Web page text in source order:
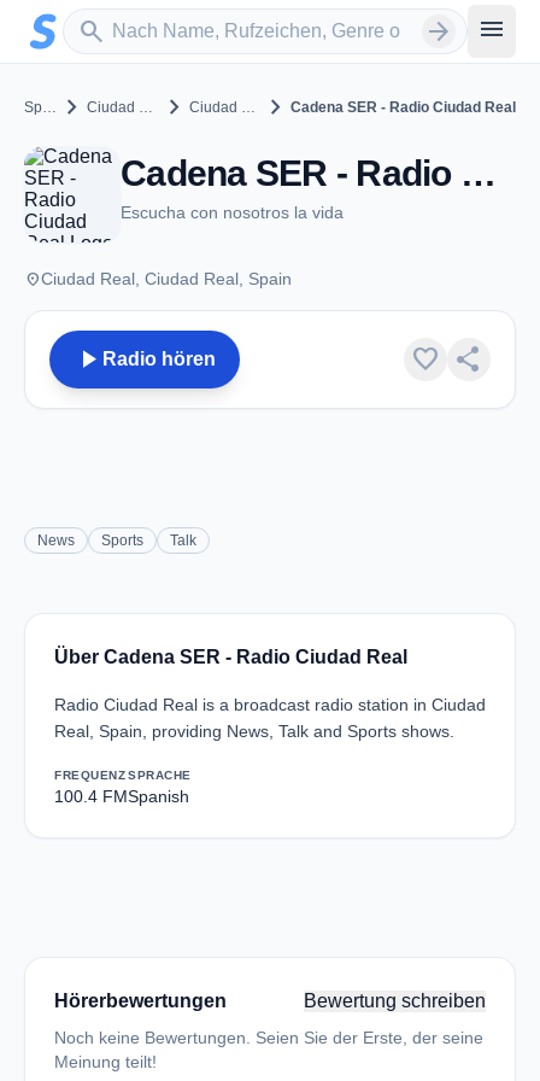
Zum Hauptinhalt springen
search
Sender suchen arrow_forward menu
Spain chevron_right Ciudad Real chevron_right Ciudad Real chevron_right Cadena SER - Radio Ciudad Real
Cadena SER - Radio Ciudad Real - FM 100.4 - Ciudad Real
Escucha con nosotros la vida
placeCiudad Real, Ciudad Real, Spain
play_arrow Radio hören favorite share
News Sports Talk
Über Cadena SER - Radio Ciudad Real
Radio Ciudad Real is a broadcast radio station in Ciudad
Real, Spain, providing News, Talk and Sports shows.
FREQUENZ
100.4 FM
SPRACHE
Spanish
Hörerbewertungen Bewertung schreiben
Noch keine Bewertungen. Seien Sie der Erste, der seine
Meinung teilt!